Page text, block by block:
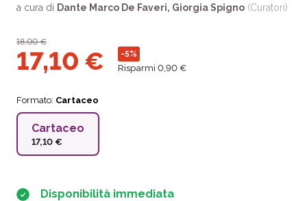
a cura di Dante Marco De Faveri, Giorgia Spigno (Curatori)
18,00€
17,10 € -5%
Risparmi 0,90 €
Formato: Cartaceo
Cartaceo
17,10 €
Disponibilità immediata